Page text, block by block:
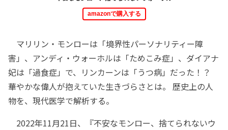
amazonで購入する
マリリン・モンローは「境界性パーソナリティー障
害」、アンディ・ウォーホルは「ためこみ症」、ダイアナ
妃は「過食症」で、リンカーンは「うつ病」だった！？
華やかな偉人が抱えていた生きづらさとは。 歴史上の人
物を、現代医学で解析する。
2022年11月21日、『不安なモンロー、捨てられないウ